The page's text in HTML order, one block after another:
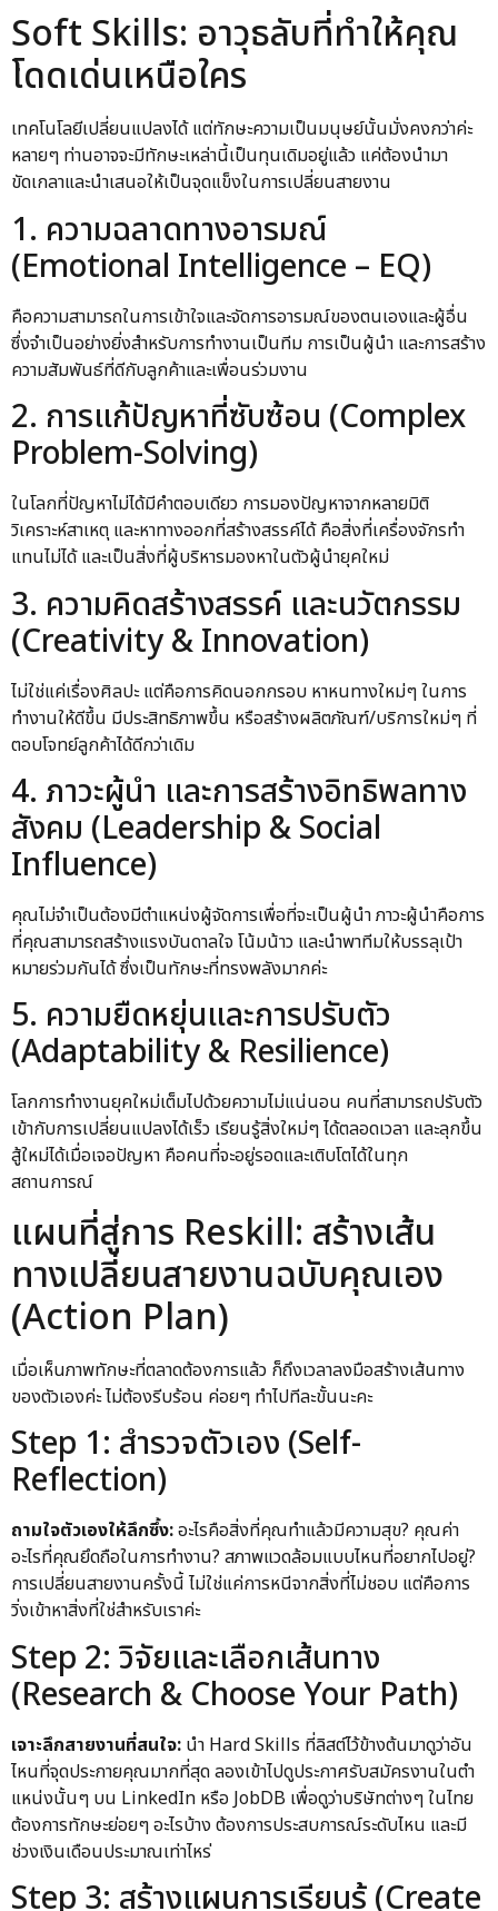
Soft Skills: อาวุธลับที่ทำให้คุณ
โดดเด่นเหนือใคร
เทคโนโลยีเปลี่ยนแปลงได้ แต่ทักษะความเป็นมนุษย์นั้นมั่งคงกว่าค่ะ
หลายๆ ท่านอาจจะมีทักษะเหล่านี้เป็นทุนเดิมอยู่แล้ว แค่ต้องนำมา
ขัดเกลาและนำเสนอให้เป็นจุดแข็งในการเปลี่ยนสายงาน
1. ความฉลาดทางอารมณ์
(Emotional Intelligence – EQ)
คือความสามารถในการเข้าใจและจัดการอารมณ์ของตนเองและผู้อื่น
ซึ่งจำเป็นอย่างยิ่งสำหรับการทำงานเป็นทีม การเป็นผู้นำ และการสร้าง
ความสัมพันธ์ที่ดีกับลูกค้าและเพื่อนร่วมงาน
2. การแก้ปัญหาที่ซับซ้อน (Complex
Problem-Solving)
ในโลกที่ปัญหาไม่ได้มีคำตอบเดียว การมองปัญหาจากหลายมิติ
วิเคราะห์สาเหตุ และหาทางออกที่สร้างสรรค์ได้ คือสิ่งที่เครื่องจักรทำ
แทนไม่ได้ และเป็นสิ่งที่ผู้บริหารมองหาในตัวผู้นำยุคใหม่
3. ความคิดสร้างสรรค์ และนวัตกรรม
(Creativity & Innovation)
ไม่ใช่แค่เรื่องศิลปะ แต่คือการคิดนอกกรอบ หาหนทางใหม่ๆ ในการ
ทำงานให้ดีขึ้น มีประสิทธิภาพขึ้น หรือสร้างผลิตภัณฑ์/บริการใหม่ๆ ที่
ตอบโจทย์ลูกค้าได้ดีกว่าเดิม
4. ภาวะผู้นำ และการสร้างอิทธิพลทาง
สังคม (Leadership & Social
Influence)
คุณไม่จำเป็นต้องมีตำแหน่งผู้จัดการเพื่อที่จะเป็นผู้นำ ภาวะผู้นำคือการ
ที่คุณสามารถสร้างแรงบันดาลใจ โน้มน้าว และนำพาทีมให้บรรลุเป้า
หมายร่วมกันได้ ซึ่งเป็นทักษะที่ทรงพลังมากค่ะ
5. ความยืดหยุ่นและการปรับตัว
(Adaptability & Resilience)
โลกการทำงานยุคใหม่เต็มไปด้วยความไม่แน่นอน คนที่สามารถปรับตัว
เข้ากับการเปลี่ยนแปลงได้เร็ว เรียนรู้สิ่งใหม่ๆ ได้ตลอดเวลา และลุกขึ้น
สู้ใหม่ได้เมื่อเจอปัญหา คือคนที่จะอยู่รอดและเติบโตได้ในทุก
สถานการณ์
แผนที่สู่การ Reskill: สร้างเส้น
ทางเปลี่ยนสายงานฉบับคุณเอง
(Action Plan)
เมื่อเห็นภาพทักษะที่ตลาดต้องการแล้ว ก็ถึงเวลาลงมือสร้างเส้นทาง
ของตัวเองค่ะ ไม่ต้องรีบร้อน ค่อยๆ ทำไปทีละขั้นนะคะ
Step 1: สำรวจตัวเอง (Self-
Reflection)
ถามใจตัวเองให้ลึกซึ้ง:อะไรคือสิ่งที่คุณทำแล้วมีความสุข? คุณค่า
อะไรที่คุณยึดถือในการทำงาน? สภาพแวดล้อมแบบไหนที่อยากไปอยู่?
การเปลี่ยนสายงานครั้งนี้ ไม่ใช่แค่การหนีจากสิ่งที่ไม่ชอบ แต่คือการ
วิ่งเข้าหาสิ่งที่ใช่สำหรับเราค่ะ
Step 2: วิจัยและเลือกเส้นทาง
(Research & Choose Your Path)
เจาะลึกสายงานที่สนใจ: นำ Hard Skills ที่ลิสต์ไว้ข้างต้นมาดูว่าอัน
ไหนที่จุดประกายคุณมากที่สุด ลองเข้าไปดูประกาศรับสมัครงานในตำ
แหน่งนั้นๆ บน LinkedIn หรือ JobDB เพื่อดูว่าบริษัทต่างๆ ในไทย
ต้องการทักษะย่อยๆ อะไรบ้าง ต้องการประสบการณ์ระดับไหน และมี
ช่วงเงินเดือนประมาณเท่าไหร่
Step 3: สร้างแผนการเรียนรู้ (Create